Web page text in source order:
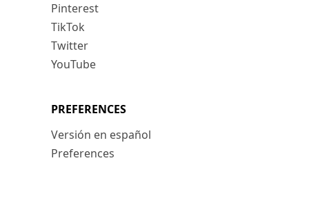
Pinterest
TikTok
Twitter
YouTube
PREFERENCES
Versión en español
Preferences